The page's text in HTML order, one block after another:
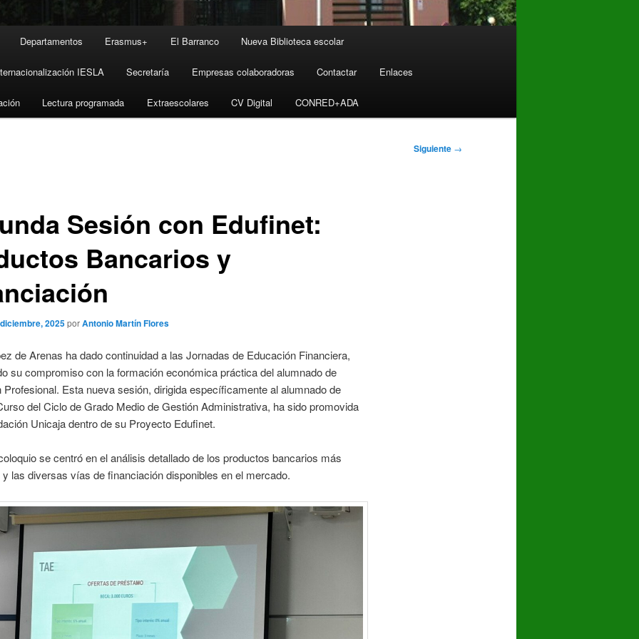
Departamentos Erasmus+ El Barranco Nueva Biblioteca escolar
IESLA Secretaría Empresas colaboradoras Contactar Enlaces
Lectura programada Extraescolares CV Digital CONRED+ADA
Siguiente →
Sesión con Edufinet:
Bancarios y
2025porAntonio Martín Flores
de Arenas ha dado continuidad a las Jornadas de Educación Financiera,
su compromiso con la formación económica práctica del alumnado de
Profesional. Esta nueva sesión, dirigida específicamente al alumnado de
del Ciclo de Grado Medio de Gestión Administrativa, ha sido promovida
Unicaja dentro de su Proyecto Edufinet.
se centró en el análisis detallado de los productos bancarios más
las diversas vías de financiación disponibles en el mercado.